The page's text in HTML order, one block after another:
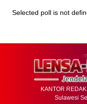
Selected poll is not
KANTOR
Sulawesi